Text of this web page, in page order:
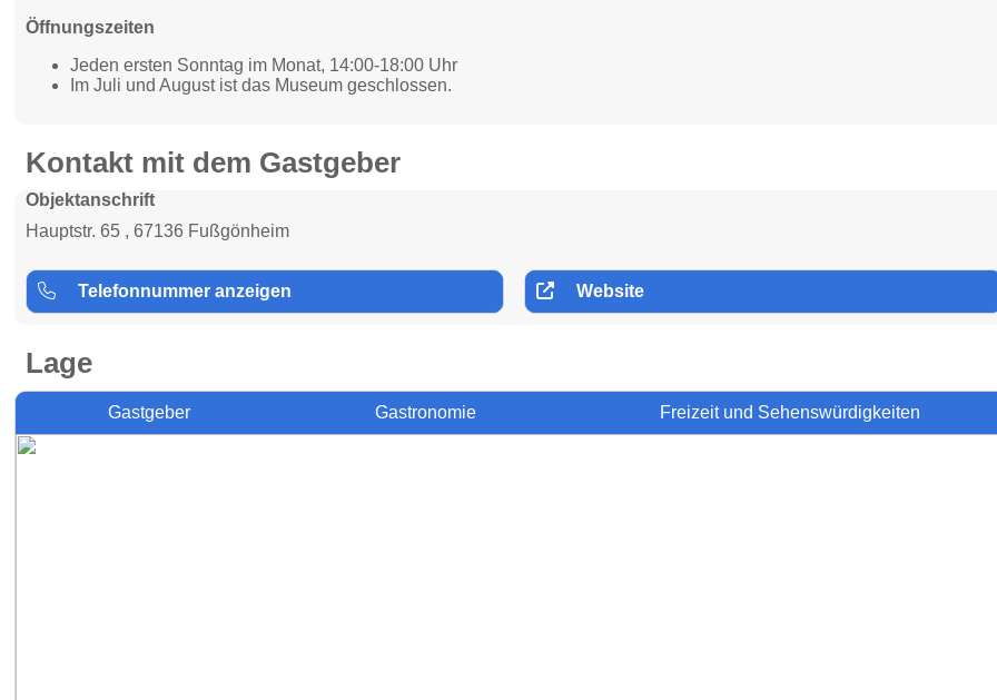
Öffnungszeiten
Jeden ersten Sonntag im Monat, 14:00-18:00 Uhr
Im Juli und August ist das Museum geschlossen.
Kontakt mit dem Gastgeber
Objektanschrift
Hauptstr. 65 , 67136 Fußgönheim
Telefonnummer anzeigen Website
Lage
Gastgeber Gastronomie Freizeit und Sehenswürdigkeiten